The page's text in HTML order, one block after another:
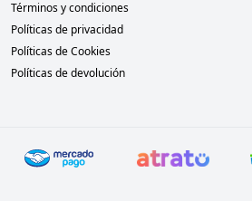
Términos y condiciones
Políticas de privacidad
Políticas de Cookies
Políticas de devolución